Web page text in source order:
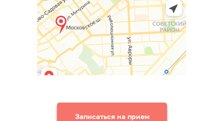
Записаться на прием